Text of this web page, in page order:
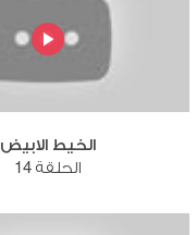
الخيط الابيض
الحلقة 14